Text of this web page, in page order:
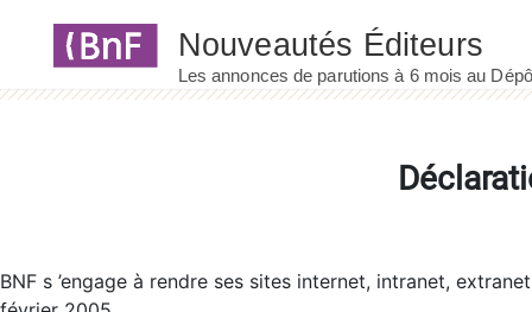
BNF s ’engage à rendre ses sites internet, intranet,